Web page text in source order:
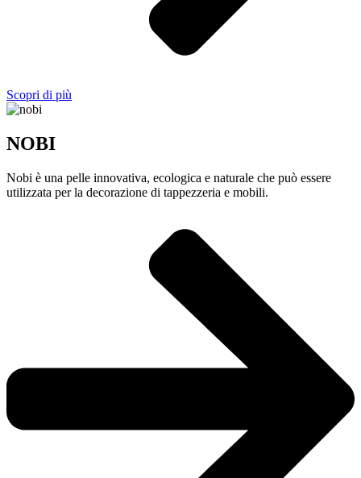
Scopri di più
NOBI
Nobi è una pelle innovativa, ecologica e naturale che può essere
utilizzata per la decorazione di tappezzeria e mobili.